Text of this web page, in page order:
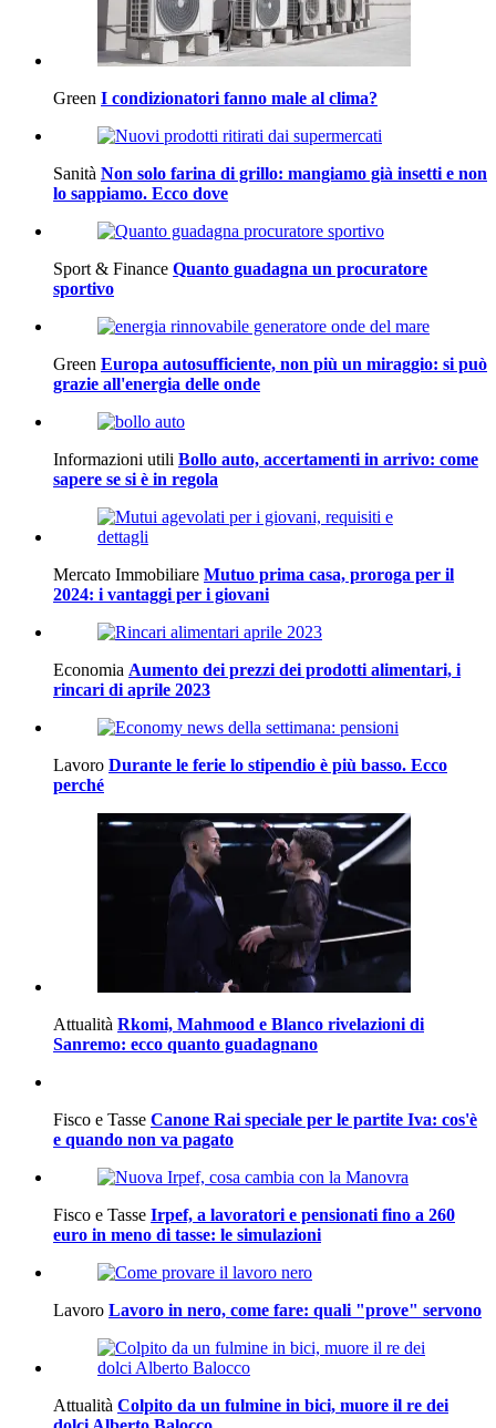
Green I condizionatori fanno male al clima?
Sanità Non solo farina di grillo: mangiamo già insetti e non
lo sappiamo. Ecco dove
Sport & Finance Quanto guadagna un procuratore
sportivo
Green Europa autosufficiente, non più un miraggio: si può
grazie all'energia delle onde
Informazioni utili Bollo auto, accertamenti in arrivo: come
sapere se si è in regola
Mercato Immobiliare Mutuo prima casa, proroga per il
2024: i vantaggi per i giovani
Economia Aumento dei prezzi dei prodotti alimentari, i
rincari di aprile 2023
Lavoro Durante le ferie lo stipendio è più basso. Ecco
perché
Attualità Rkomi, Mahmood e Blanco rivelazioni di
Sanremo: ecco quanto guadagnano
Fisco e Tasse Canone Rai speciale per le partite Iva: cos'è
e quando non va pagato
Fisco e Tasse Irpef, a lavoratori e pensionati fino a 260
euro in meno di tasse: le simulazioni
Lavoro Lavoro in nero, come fare: quali "prove" servono
Attualità Colpito da un fulmine in bici, muore il re dei